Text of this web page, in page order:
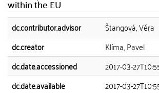
within the EU
dc.contributor.advisor
Štangová, Věra
dc.creator
Klíma, Pavel
dc.date.accessioned
2017-03-
dc.date.available
2017-03-